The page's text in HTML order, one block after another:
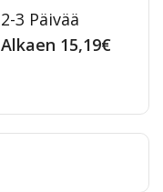
2-3 Päivää
Alkaen 15,19€